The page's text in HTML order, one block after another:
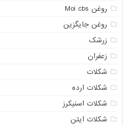
روغن Moi cbs
روغن جایگزین
زرشک
زعفران
شکلات
شکلات ارده
شکلات اسنیکرز
شکلات ایتن